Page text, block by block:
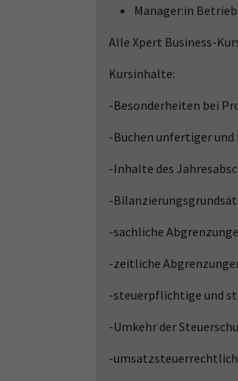
Manager:in
Alle Xpert Business-
Kursinhalte:
-Besonderheiten bei
-Buchen unfertiger
-Inhalte des
-
-sachliche
-zeitliche
-steuerpflichtige und
-Umkehr der
-